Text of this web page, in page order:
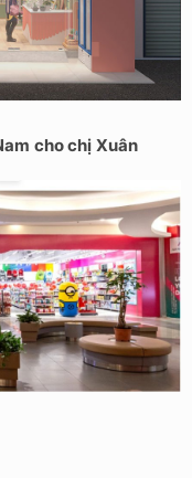
cho chị Xuân